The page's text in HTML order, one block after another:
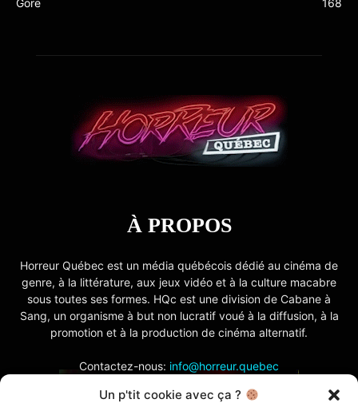
Un p'tit cookie avec ça ?
Gore
168
À PROPOS
Horreur Québec est un média québécois dédié au cinéma de
genre, à la littérature, aux jeux vidéo et à la culture macabre
sous toutes ses formes. HQc est une division de Cabane à
Sang, un organisme à but non lucratif voué à la diffusion, à la
promotion et à la production de cinéma alternatif.
Contactez-nous: info@horreur.quebec